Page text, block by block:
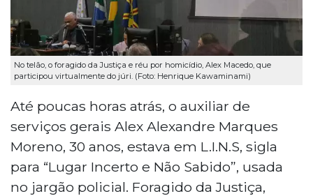
No telão, o foragido da Justiça e réu por homicídio, Alex Macedo, que
participou virtualmente do júri. (Foto: Henrique Kawaminami)
Até poucas horas atrás, o auxiliar de
serviços gerais Alex Alexandre Marques
Moreno, 30 anos, estava em L.I.N.S, sigla
para “Lugar Incerto e Não Sabido”, usada
no jargão policial. Foragido da Justiça,